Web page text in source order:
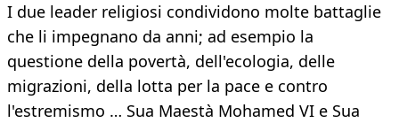
I due leader religiosi condividono molte battaglie
che li impegnano da anni; ad esempio la
questione della povertà, dell'ecologia, delle
migrazioni, della lotta per la pace e contro
l'estremismo … Sua Maestà Mohamed VI e Sua